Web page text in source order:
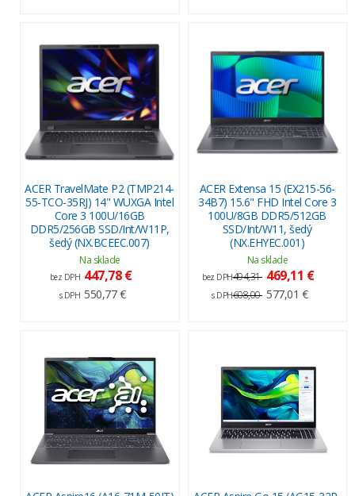
ACER TravelMate P2 (TMP214-
55-TCO-35RJ) 14" WUXGA Intel
Core 3 100U/16GB
DDR5/256GB SSD/Int/W11P,
šedý (NX.BCEEC.007)
Na sklade
bez DPH 447,78 €
s DPH 550,77 €
ACER Extensa 15 (EX215-56-
34B7) 15.6" FHD Intel Core 3
100U/8GB DDR5/512GB
SSD/Int/W11, šedý
(NX.EHYEC.001)
Na sklade
bez DPH494,31 469,11 €
s DPH608,00 577,01 €